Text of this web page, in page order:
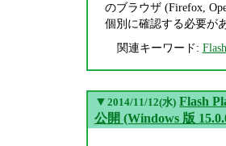
のブラウザ (Firefox,
個別に確認する必要が
関連キーワード:
▼ 2014/11/12(水) Flash
公開 (Windows 版